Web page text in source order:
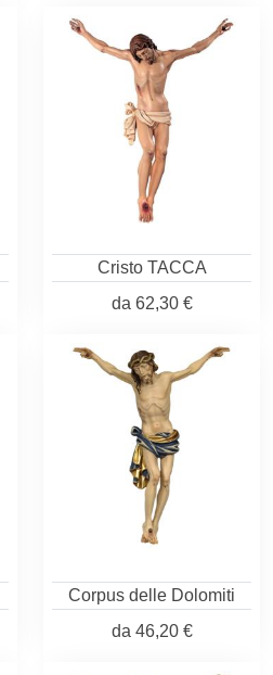
Cristo TACCA
da 62,30 €
Corpus delle Dolomiti
da 46,20 €